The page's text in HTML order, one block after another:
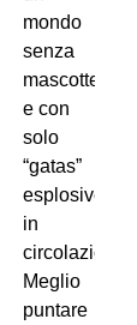
mondo
senza
mascotte
e con
solo
“gatas”
esplosive
in
circolazione?
Meglio
puntare